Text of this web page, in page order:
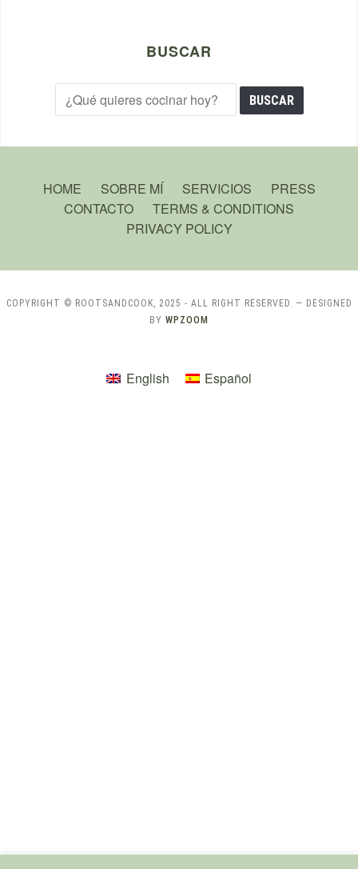
BUSCAR
HOME SOBRE MÍ SERVICIOS
PRESS
CONTACTO
TERMS & CONDITIONS
PRIVACY POLICY
COPYRIGHT © ROOTSANDCOOK, 2025 - ALL RIGHT RESERVED. — DESIGNED
BY WPZOOM
English Español